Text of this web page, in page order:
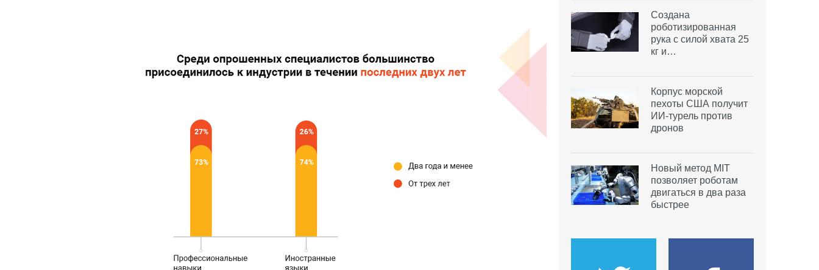
Создана
роботизированная
рука с силой хвата 25
кг и…
Корпус морской
пехоты США получит
ИИ-турель против
дронов
Новый метод MIT
позволяет роботам
двигаться в два раза
быстрее